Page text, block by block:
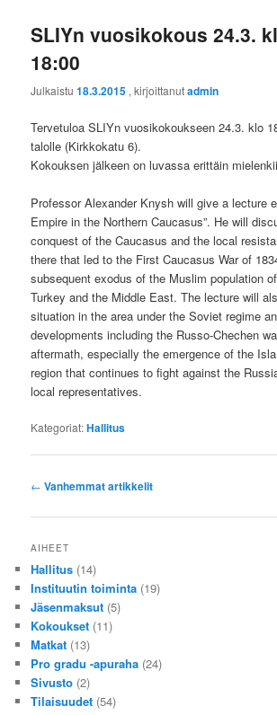
SLIYn vuosikokous 24.3.
18:00
Julkaistu18.3.2015 , kirjoittanutadmin
Tervetuloa SLIYn vuosikokoukseen 24.3. klo
talolle (Kirkkokatu 6).
Kokouksen jälkeen on luvassa erittäin
Professor Alexander Knysh will give a lecture
Empire in the Northern Caucasus”. He will
conquest of the Caucasus and the local
there that led to the First Caucasus War of
subsequent exodus of the Muslim population
Turkey and the Middle East. The lecture will
situation in the area under the Soviet regime
developments including the Russo-Chechen
aftermath, especially the emergence of the
region that continues to fight against the
local representatives.
Kategoriat:Hallitus
Artikkelien
← Vanhemmat artikkelit
AIHEET
Hallitus (14)
Instituutin toiminta (19)
Jäsenmaksut (5)
Kokoukset (11)
Matkat (13)
Pro gradu -apuraha (24)
Sivusto (2)
Tilaisuudet (54)